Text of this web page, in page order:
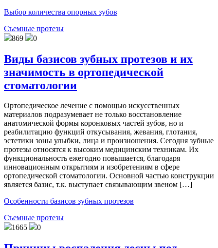
Выбор количества опорных зубов
Съемные протезы
869
0
Виды базисов зубных протезов и их
значимость в ортопедической
стоматологии
Ортопедическое лечение с помощью искусственных
материалов подразумевает не только восстановление
анатомической формы коронковых частей зубов, но и
реабилитацию функций откусывания, жевания, глотания,
эстетики зоны улыбки, лица и произношения. Сегодня зубные
протезы относятся к высоким медицинским техникам. Их
функциональность ежегодно повышается, благодаря
инновационным открытиям и изобретениям в сфере
ортопедической стоматологии. Основной частью конструкции
является базис, т.к. выступает связывающим звеном […]
Особенности базисов зубных протезов
Съемные протезы
1665
0